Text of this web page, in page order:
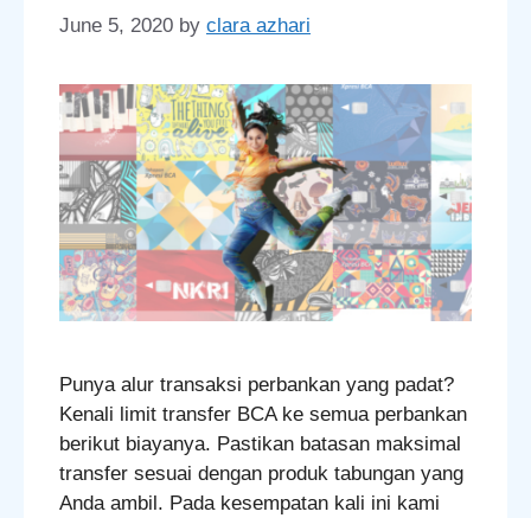
June 5, 2020 by clara azhari
Punya alur transaksi perbankan yang padat?
Kenali limit transfer BCA ke semua perbankan
berikut biayanya. Pastikan batasan maksimal
transfer sesuai dengan produk tabungan yang
Anda ambil. Pada kesempatan kali ini kami